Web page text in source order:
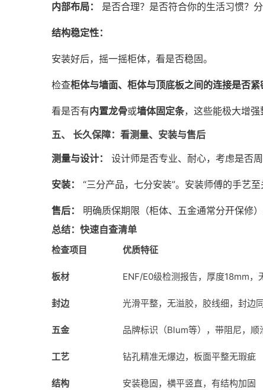
内部布局：
是否合理？是否符合你的生活习惯？
结构稳定性：
安装好后，摇一摇柜体，看是否稳固。
检查柜体与墙面、柜体与顶底板之间的连接是否紧
看是否有内置龙骨或墙体固定条，这些能极大增强
五、 长久保障：看测量、安装与售后
测量与设计：
设计师是否专业、耐心，考虑是否周
安装： “三分产品，七分安装”。安装师傅的手艺
售后： 明确质保期限（柜体、五金通常分开保修
总结：快速自查清单
检查项目 优质特征
板材 ENF/E0级检测报告，厚度18mm，
封边 光滑平整，无溢胶，胶线细，封边
五金 品牌标识（Blum等），带阻尼，顺
工艺 钻孔精准无爆边，板面平整无瑕疵
结构 安装稳固，横平竖直，有结构加固